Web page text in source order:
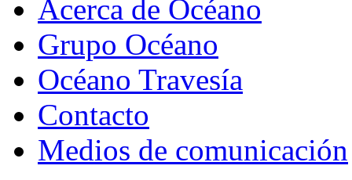
Acerca de Océano
Grupo Océano
Océano Travesía
Contacto
Medios de comunicación